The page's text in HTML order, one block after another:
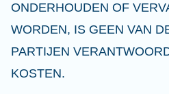
ONDERHOUDEN OF
WORDEN, IS GEEN VAN
PARTIJEN
KOSTEN.